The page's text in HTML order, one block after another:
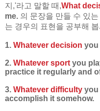
지,'라고 말할 때,What
me. 의 문장을 만들 수 있
는 경우의 표현을 공부해
1. Whatever decision you
2. Whatever sport you
practice it regularly and
3. Whatever difficulty you
accomplish it somehow.